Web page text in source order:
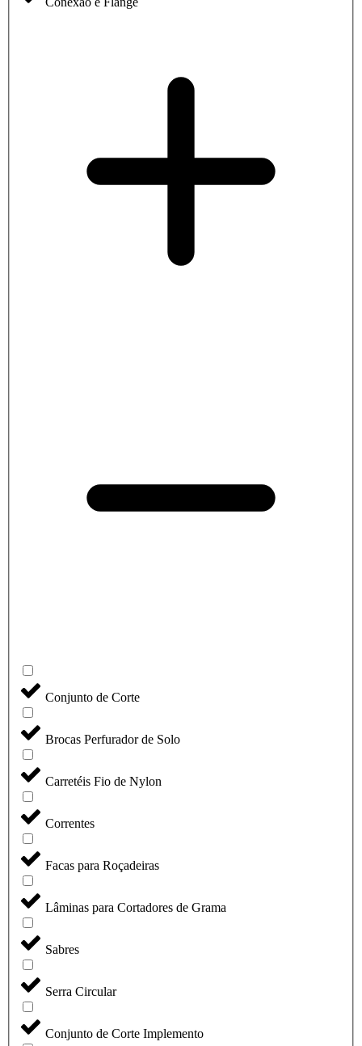
Conjunto de Corte
Brocas Perfurador de Solo
Carretéis Fio de Nylon
Correntes
Facas para Roçadeiras
Lâminas para Cortadores de Grama
Sabres
Serra Circular
Conjunto de Corte Implemento